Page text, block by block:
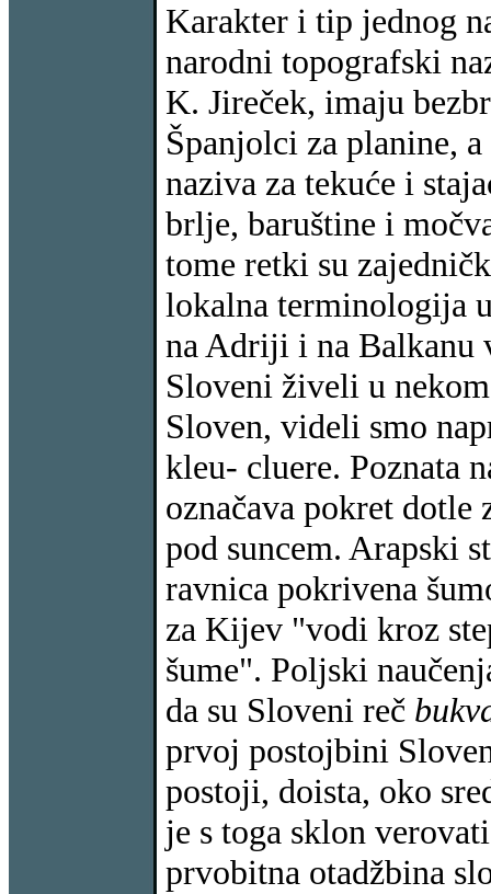
Karakter i tip jednog
narodni topografski
K. Jireček, imaju
Španjolci za planine,
naziva za tekuće i
brlje, baruštine i
tome retki su
lokalna terminologija
na Adriji i na Balkanu
Sloveni živeli u
Sloven, videli smo
kleu- cluere. Poznata
označava pokret
pod suncem. Arapski
ravnica pokrivena
za Kijev "vodi kroz
šume". Poljski
da su Sloveni reč
prvoj postojbini
postoji, doista, oko
je s toga sklon
prvobitna otadžbina